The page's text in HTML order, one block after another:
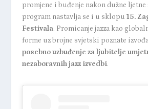
promjene i buđenje nakon dužne ljetne
program nastavlja se i u sklopu 15.
Festivala. Promicanje jazza kao
forme uz brojne svjetski poznate
posebno uzbuđenje za ljubitelje
nezaboravnih jazz izvedbi.